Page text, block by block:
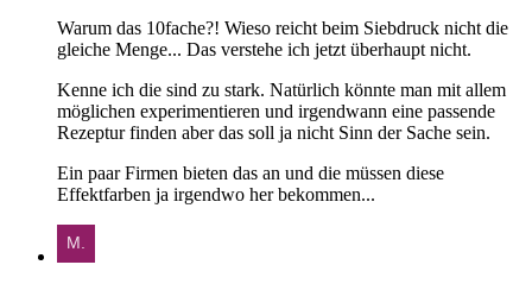
Warum das 10fache?! Wieso reicht beim Siebdruck nicht die
gleiche Menge... Das verstehe ich jetzt überhaupt nicht.
Kenne ich die sind zu stark. Natürlich könnte man mit allem
möglichen experimentieren und irgendwann eine passende
Rezeptur finden aber das soll ja nicht Sinn der Sache sein.
Ein paar Firmen bieten das an und die müssen diese
Effektfarben ja irgendwo her bekommen...